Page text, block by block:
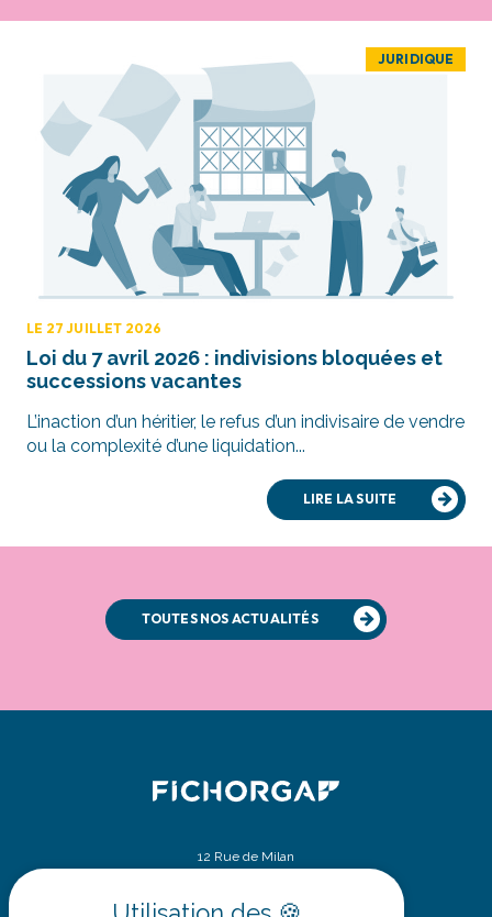
JURIDIQUE
LE 27 JUILLET 2026
Loi du 7 avril 2026 : indivisions bloquées et
successions vacantes
L’inaction d’un héritier, le refus d’un indivisaire de vendre
ou la complexité d’une liquidation...
LIRE LA SUITE
TOUTES NOS ACTUALITÉS
12 Rue de Milan